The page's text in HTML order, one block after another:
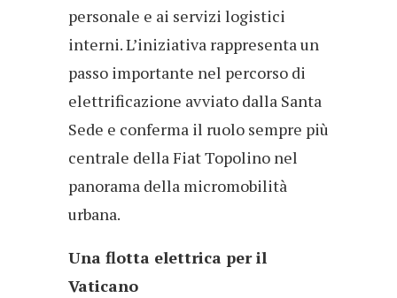
personale e ai servizi logistici
interni. L’iniziativa rappresenta un
passo importante nel percorso di
elettrificazione avviato dalla Santa
Sede e conferma il ruolo sempre più
centrale della Fiat Topolino nel
panorama della micromobilità
urbana.
Una flotta elettrica per il
Vaticano